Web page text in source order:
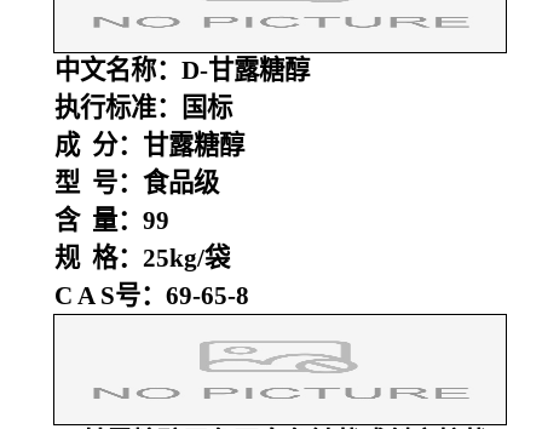
中文名称：D-甘露糖醇
执行标准：国标
成 分：甘露糖醇
型 号：食品级
含 量：99
规 格：25kg/袋
C A S号：69-65-8